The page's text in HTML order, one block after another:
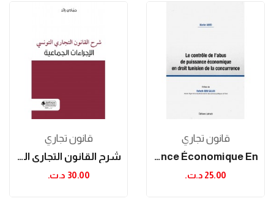
قانون تجاري
شرح القانون التجاري التونسي الإجراءات الجماعية
30.00 د.ت.‏
قانون تجاري
Contrôle De L'abus De Puissance Économique En...
25.00 د.ت.‏